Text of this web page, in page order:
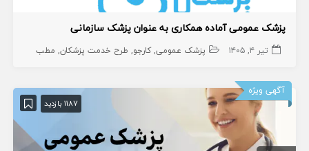
پزشک عمومی آماده همکاری به عنوان پزشک سازمانی
تیر ۴, ۱۴۰۵ پزشک عمومی کارجو طرح خدمت پزشکان مطب
آگهی ویژه
1187 بازدید